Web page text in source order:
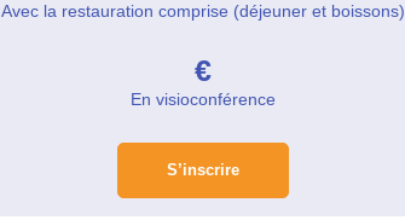
Avec la restauration comprise (déjeuner et boissons)
€
En visioconférence
S’inscrire